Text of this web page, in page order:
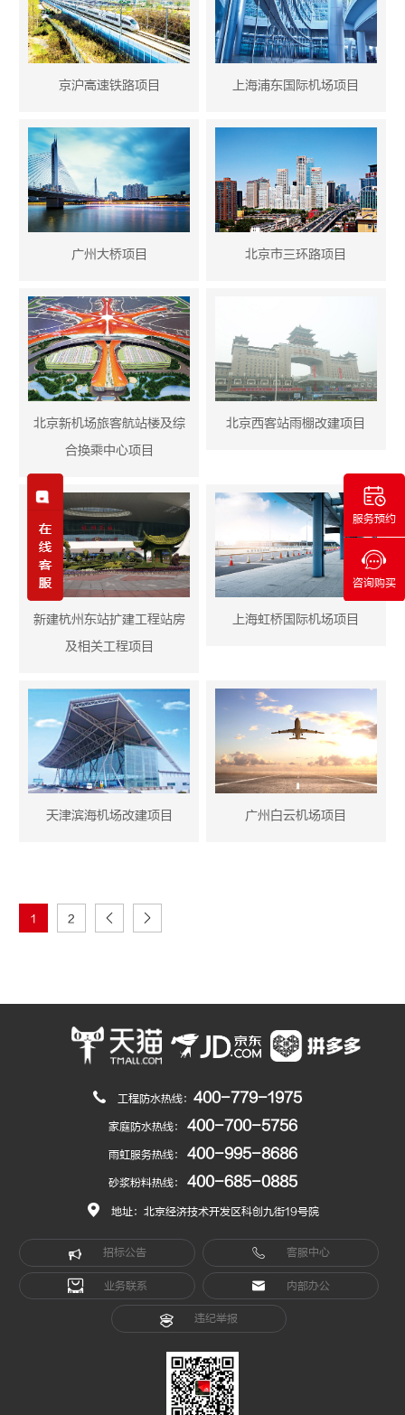
京沪高速铁路项目 上海浦东国际机场项目
广州大桥项目 北京市三环路项目
北京新机场旅客航站楼及综
合换乘中心项目
北京西客站雨棚改建项目
新建杭州东站扩建工程站房
及相关工程项目
上海虹桥国际机场项目
天津滨海机场改建项目 广州白云机场项目
1 2
工程防水热线： 400-779-1975
家庭防水热线： 400-700-5756
雨虹服务热线： 400-995-8686
砂浆粉料热线： 400-685-0885
地址：北京经济技术开发区科创九街19号院
招标公告 客服中心
业务联系 内部办公
违纪举报
服务预约
咨询购买